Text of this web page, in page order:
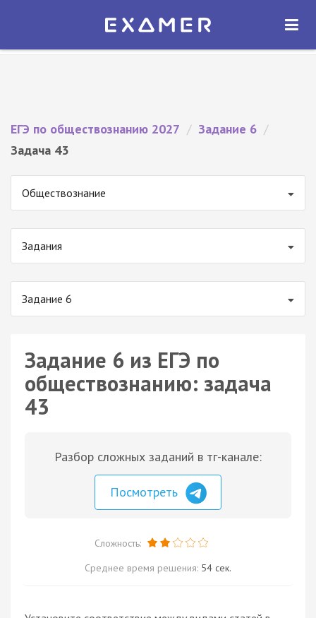
Экзамер — ЕГЭ 2027
ОТКРЫТЬ
ЕГЭ по обществознанию 2027 / Задание 6 /
Задача 43
Обществознание
Задания
Задание 6
Задание 6 из ЕГЭ по
обществознанию: задача
43
Разбор сложных заданий в тг-канале:
Посмотреть
Сложность:
Среднее время решения: 54 сек.